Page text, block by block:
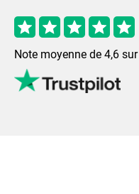
Note moyenne de 4,6 sur